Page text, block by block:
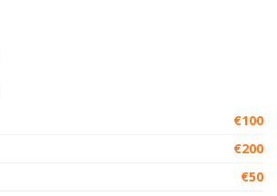
€100
€200
€50